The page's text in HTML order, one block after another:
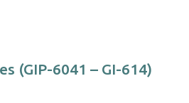
(GIP-6041 – GI-614)